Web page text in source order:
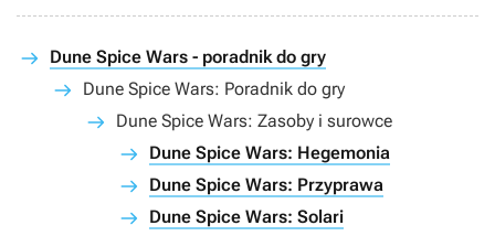
Dune Spice Wars - poradnik do gry
Dune Spice Wars: Poradnik do gry
Dune Spice Wars: Zasoby i surowce
Dune Spice Wars: Hegemonia
Dune Spice Wars: Przyprawa
Dune Spice Wars: Solari